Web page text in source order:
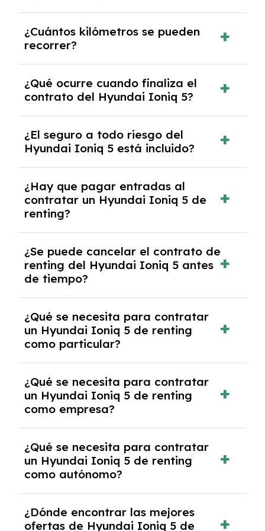
renting, que normalmente varía entre 2 y 5
años.
¿Cuántos kilómetros se pueden
recorrer?
contrato y puede variar entre 10,000 y
30,000 km anuales. Si excedes ese límite,
puede haber un cargo adicional.
¿Qué ocurre cuando finaliza el
contrato del Hyundai Ioniq 5?
coche, renovarlo por uno nuevo o, en algunos
casos, comprarlo a un precio previamente
acordado.
¿El seguro a todo riesgo del
Hyundai Ioniq 5 está incluido?
Ioniq 5 con el seguro a todo riesgo sin
franquicia incluido dentro de las cuotas
mensuales.
¿Hay que pagar entradas al
contratar un Hyundai Ioniq 5 de
renting?
tendrás que pagar ningún tipo de entrada
salvo en casos que lo exija el proveedor
debido al resultado del estudio de viabilidad
económica.
¿Se puede cancelar el contrato de
renting del Hyundai Ioniq 5 antes
de tiempo?
pero puede haber penalizaciones por
cancelación anticipada. Es importante revisar
las condiciones del contrato y hablar con un
experto que te asesore.
¿Qué se necesita para contratar
un Hyundai Ioniq 5 de renting
como particular?
y, en algunos casos, una consulta de solvencia
crediticia y un pago inicial.
¿Qué se necesita para contratar
un Hyundai Ioniq 5 de renting
como empresa?
documentación financiera y, en algunos
casos, un informe de solvencia de la empresa
y un pago inicial.
¿Qué se necesita para contratar
un Hyundai Ioniq 5 de renting
como autónomo?
autónomos, justificante de ingresos y, en
¿Dónde encontrar las mejores
ofertas de Hyundai Ioniq 5 de